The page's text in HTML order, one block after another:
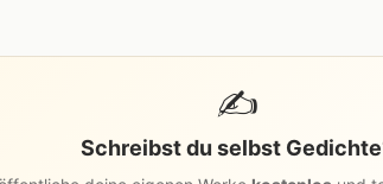
✍️
Schreibst du selbst